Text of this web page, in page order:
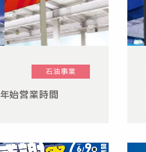
石油事業
始営業時間